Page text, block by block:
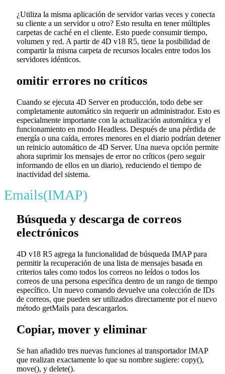
¿Utiliza la misma aplicación de servidor varias veces y conecta
su cliente a un servidor u otro? Esto resulta en tener múltiples
carpetas de caché en el cliente. Esto puede consumir tiempo,
volumen y red. A partir de 4D v18 R5, tiene la posibilidad de
compartir la misma carpeta de recursos locales entre todos los
servidores idénticos.
omitir errores no críticos
Cuando se ejecuta 4D Server en producción, todo debe ser
completamente automático sin requerir un administrador. Esto es
especialmente importante con la actualización automática y el
funcionamiento en modo Headless. Después de una pérdida de
energía o una caída, errores menores en el diario podrían detener
un reinicio automático de 4D Server. Una nueva opción permite
ahora suprimir los mensajes de error no críticos (pero seguir
informando de ellos en un diario), reduciendo el tiempo de
inactividad del sistema.
Emails(IMAP)
Búsqueda y descarga de correos
electrónicos
4D v18 R5 agrega la funcionalidad de búsqueda IMAP para
permitir la recuperación de una lista de mensajes basada en
criterios tales como todos los correos no leídos o todos los
correos de una persona específica dentro de un rango de tiempo
específico. Un nuevo comando devuelve una colección de IDs
de correos, que pueden ser utilizados directamente por el nuevo
método getMails para descargarlos.
Copiar, mover y eliminar
Se han añadido tres nuevas funciones al transportador IMAP
que realizan exactamente lo que su nombre sugiere: copy(),
move(), y delete().